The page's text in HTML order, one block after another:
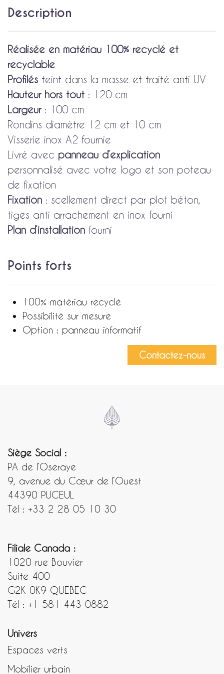
Description
Réalisée en matériau 100% recyclé et
recyclable
Profilés teint dans la masse et traité anti UV
Hauteur hors tout : 120 cm
Largeur: 100 cm
Rondins diamètre 12 cm et 10 cm
Visserie inox A2 fournie
Livré avec panneau d’explication
personnalisé avec votre logo et son poteau
de fixation
Fixation : scellement direct par plot béton,
tiges anti arrachement en inox fourni
Plan d’installation fourni
Points forts
100% matériau recyclé
Possibilité sur mesure
Option : panneau informatif
Contactez-nous
Siège Social :
PA de l’Oseraye
9, avenue du Cœur de l’Ouest
44390 PUCEUL
Tél : +33 2 28 05 10 30
Filiale Canada :
1020 rue Bouvier
Suite 400
G2K 0K9 QUEBEC
Tél : +1 581 443 0882
Univers
Espaces verts
Mobilier urbain